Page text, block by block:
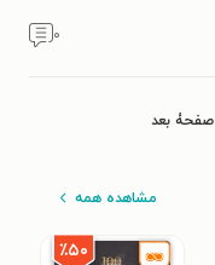
۰
صفحۀ بعد
مشاهده همه
٪۵۰